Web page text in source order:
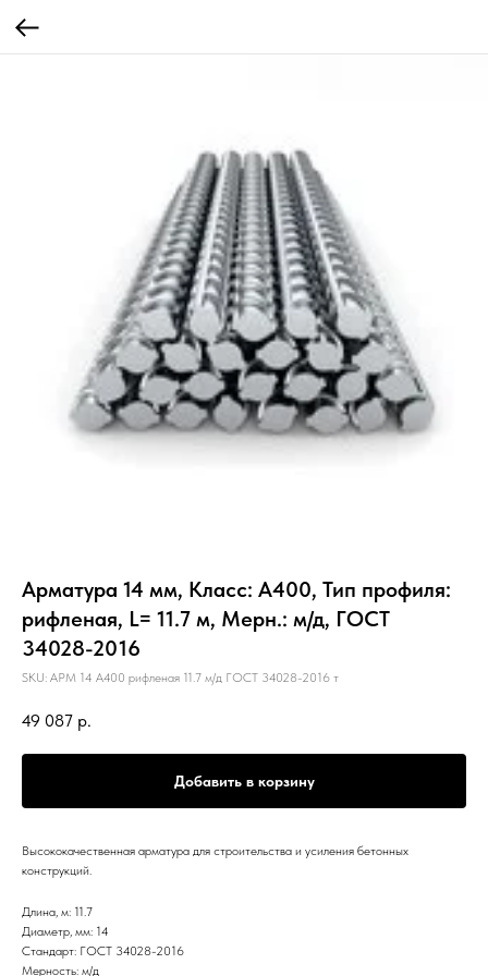
Арматура 14 мм, Класс: А400, Тип профиля:
рифленая, L= 11.7 м, Мерн.: м/д, ГОСТ
34028-2016
SKU: АРМ 14 А400 рифленая 11.7 м/д ГОСТ 34028-2016 т
49 087 р.
Добавить в корзину
Высококачественная арматура для строительства и усиления бетонных
конструкций.
Длина, м: 11.7
Диаметр, мм: 14
Стандарт: ГОСТ 34028-2016
Мерность: м/д